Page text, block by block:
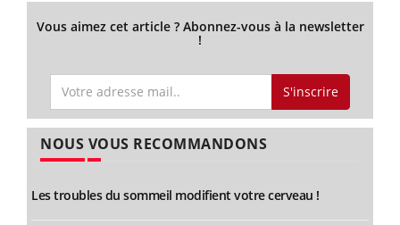
Vous aimez cet article ? Abonnez-vous à la newsletter
!
S'inscrire
NOUS VOUS RECOMMANDONS
Les troubles du sommeil modifient votre cerveau !